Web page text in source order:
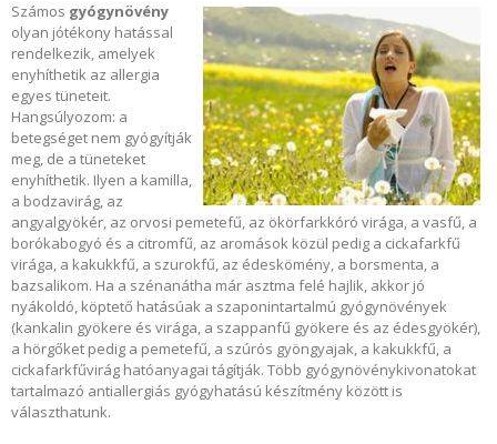
Számos gyógynövény
olyan jótékony hatással
rendelkezik, amelyek
enyhíthetik az allergia
egyes tüneteit.
Hangsúlyozom: a
betegséget nem gyógyítják
meg, de a tüneteket
enyhíthetik. Ilyen a kamilla,
a bodzavirág, az
angyalgyökér, az orvosi pemetefű, az ökörfarkkóró virága, a vasfű, a
borókabogyó és a citromfű, az aromások közül pedig a cickafarkfű
virága, a kakukkfű, a szurokfű, az édeskömény, a borsmenta, a
bazsalikom. Ha a szénanátha már asztma felé hajlik, akkor jó
nyákoldó, köptető hatásúak a szaponintartalmú gyógynövények
(kankalin gyökere és virága, a szappanfű gyökere és az édesgyökér),
a hörgőket pedig a pemetefű, a szúrós gyöngyajak, a kakukkfű, a
cickafarkfűvirág hatóanyagai tágítják. Több gyógynövénykivonatokat
tartalmazó antiallergiás gyógyhatású készítmény között is
választhatunk.